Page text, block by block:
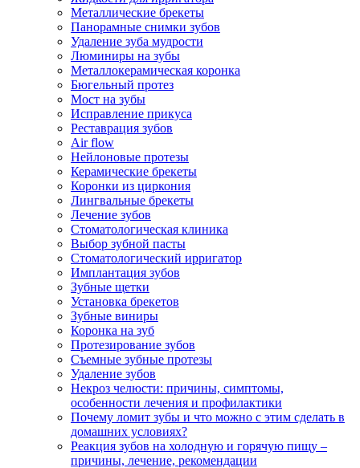
Металлические брекеты
Панорамные снимки зубов
Удаление зуба мудрости
Люминиры на зубы
Металлокерамическая коронка
Бюгельный протез
Мост на зубы
Исправление прикуса
Реставрация зубов
Air flow
Нейлоновые протезы
Керамические брекеты
Коронки из циркония
Лингвальные брекеты
Лечение зубов
Стоматологическая клиника
Выбор зубной пасты
Стоматологический ирригатор
Имплантация зубов
Зубные щетки
Установка брекетов
Зубные виниры
Коронка на зуб
Протезирование зубов
Съемные зубные протезы
Удаление зубов
Некроз челюсти: причины, симптомы,
особенности лечения и профилактики
Почему ломит зубы и что можно с этим сделать в
домашних условиях?
Реакция зубов на холодную и горячую пищу –
причины, лечение, рекомендации